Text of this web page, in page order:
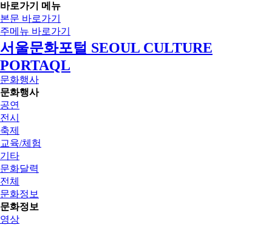
바로가기 메뉴
본문 바로가기
주메뉴 바로가기
서울문화포털 SEOUL CULTURE
PORTAQL
문화행사
문화행사
공연
전시
축제
교육/체험
기타
문화달력
전체
문화정보
문화정보
영상